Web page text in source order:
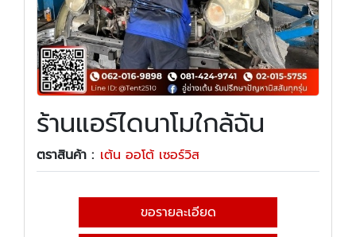
ร้านแอร์ไดนาโมใกล้ฉัน
ตราสินค้า : เต้น ออโต้ เซอร์วิส
ขอรายละเอียด